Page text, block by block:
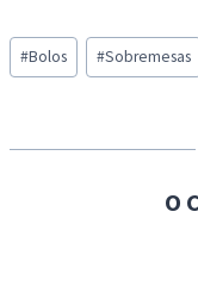
d
i
g
Post
Tags:
#Bolos #Sobremesas
O